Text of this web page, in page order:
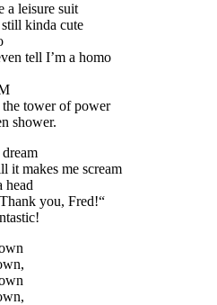
a leisure suit
kinda cute
tell I’m a homo
tower of power
shower.
it makes me scream
head
you, Fred!“